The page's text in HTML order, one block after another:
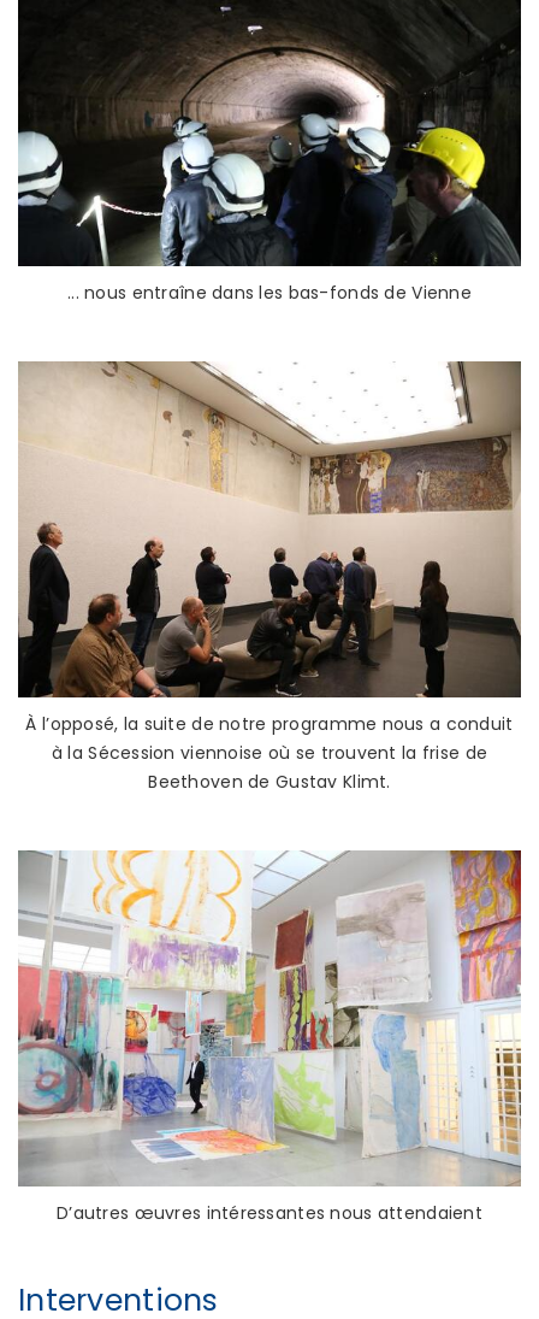
... nous entraîne dans les bas-fonds de Vienne
À l’opposé, la suite de notre programme nous a conduit
à la Sécession viennoise où se trouvent la frise de
Beethoven de Gustav Klimt.
D’autres œuvres intéressantes nous attendaient
Interventions